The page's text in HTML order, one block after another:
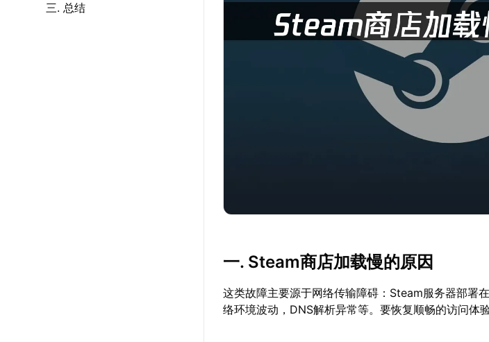
三. 总结
一. Steam商店加载慢的原因
这类故障主要源于网络传输障碍：Steam服务器部署
络环境波动，DNS解析异常等。要恢复顺畅的访问体